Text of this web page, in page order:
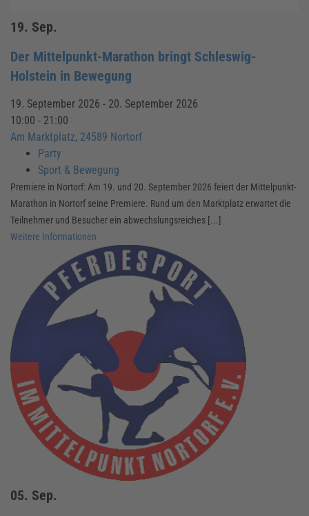
19. Sep.
Der Mittelpunkt-Marathon bringt Schleswig-
Holstein in Bewegung
19. September 2026 - 20. September 2026
10:00 - 21:00
Am Marktplatz, 24589 Nortorf
Party
Sport & Bewegung
Premiere in Nortorf: Am 19. und 20. September 2026 feiert der Mittelpunkt-
Marathon in Nortorf seine Premiere. Rund um den Marktplatz erwartet die
Teilnehmer und Besucher ein abwechslungsreiches [...]
Weitere Informationen
05. Sep.